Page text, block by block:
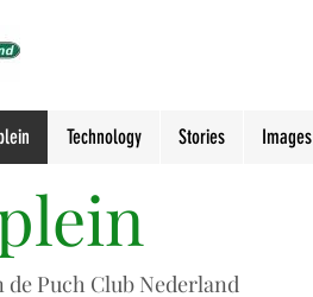
Technology Stories Images
Puch Club Nederland